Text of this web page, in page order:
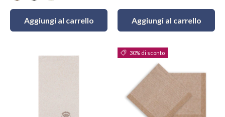
Marrone
NeroSabbia
Aggiungi al carrello Aggiungi al carrello
30% di sconto